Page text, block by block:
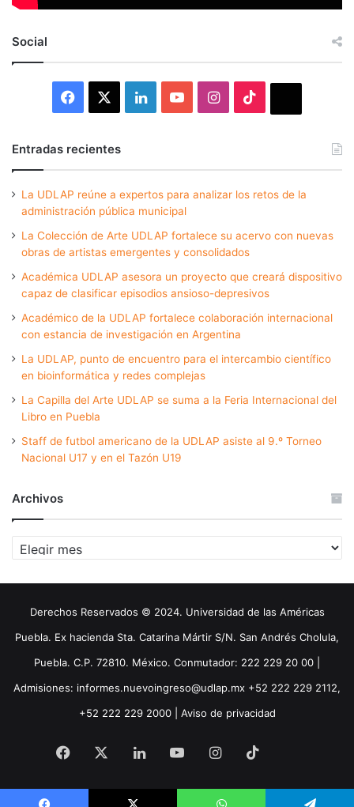
Social
Facebook LinkedInYouTubeInstagram
Entradas recientes
La UDLAP reúne a expertos para analizar los retos de la
administración pública municipal
La Colección de Arte UDLAP fortalece su acervo con nuevas
obras de artistas emergentes y consolidados
Académica UDLAP asesora un proyecto que creará dispositivo
capaz de clasificar episodios ansioso-depresivos
Académico de la UDLAP fortalece colaboración internacional
con estancia de investigación en Argentina
La UDLAP, punto de encuentro para el intercambio científico
en bioinformática y redes complejas
La Capilla del Arte UDLAP se suma a la Feria Internacional del
Libro en Puebla
Staff de futbol americano de la UDLAP asiste al 9.º Torneo
Nacional U17 y en el Tazón U19
Archivos
Archivos
Derechos Reservados © 2024. Universidad de las Américas
Puebla. Ex hacienda Sta. Catarina Mártir S/N. San Andrés Cholula,
Puebla. C.P. 72810. México. Conmutador: 222 229 20 00 |
Admisiones: informes.nuevoingreso@udlap.mx +52 222 229 2112,
+52 222 229 2000 | Aviso de privacidad
Facebook LinkedInYouTubeInstagram